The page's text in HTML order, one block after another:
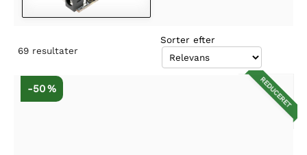
69 resultater
Sorter efter
REDUCERET
-50 %